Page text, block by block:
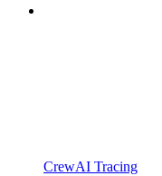
CrewAI Tracing